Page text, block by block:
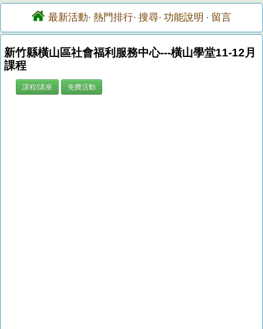
最新活動· 熱門排行· 搜尋· 功能說明 · 留言
新竹縣橫山區社會福利服務中心---橫山學堂11-12月
課程
課程/講座 免費活動